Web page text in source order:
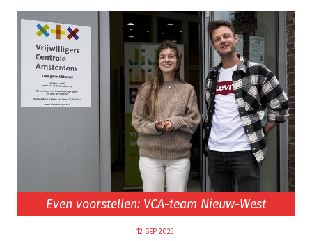
Even voorstellen: VCA-team Nieuw-West
12 SEP 2023